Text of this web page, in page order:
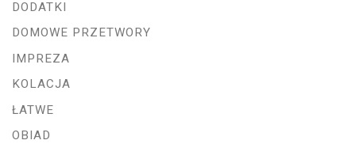
DODATKI
DOMOWE PRZETWORY
IMPREZA
KOLACJA
ŁATWE
OBIAD